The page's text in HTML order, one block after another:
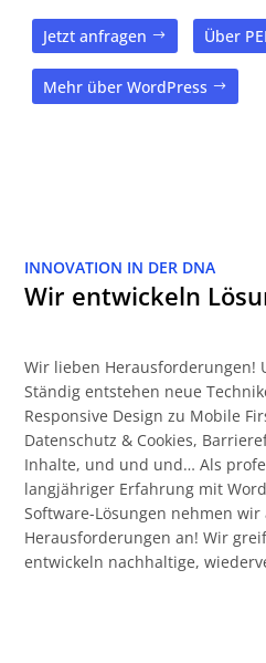
Jetzt anfragen Über
Mehr über WordPress
INNOVATION IN DER DNA
Wir entwickeln
Wir lieben Herausforderungen!
Ständig entstehen neue
Responsive Design zu Mobile
Datenschutz & Cookies,
Inhalte, und und und… Als
langjähriger Erfahrung mit
Software-Lösungen nehmen
Herausforderungen an! Wir
entwickeln nachhaltige,